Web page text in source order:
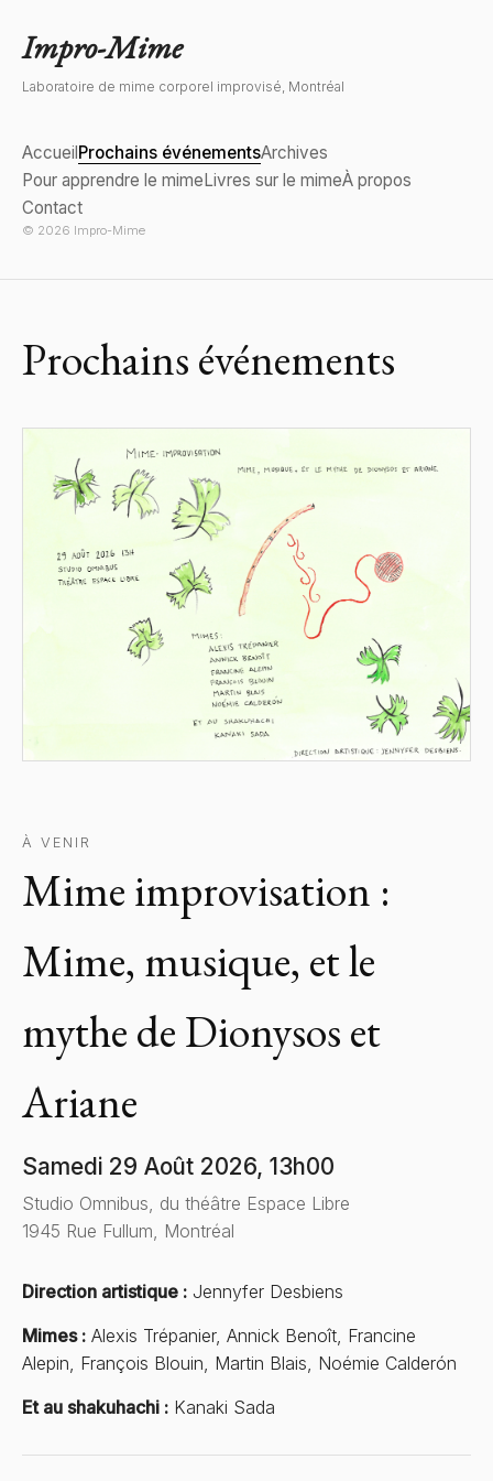
Impro-Mime
Laboratoire de mime corporel improvisé, Montréal
AccueilProchains événementsArchives
Pour apprendre le mimeLivres sur le mimeÀ propos
Contact
© 2026 Impro-Mime
Prochains événements
À VENIR
Mime improvisation :
Mime, musique, et le
mythe de Dionysos et
Ariane
Samedi 29 Août 2026, 13h00
Studio Omnibus, du théâtre Espace Libre
1945 Rue Fullum, Montréal
Direction artistique : Jennyfer Desbiens
Mimes : Alexis Trépanier, Annick Benoît, Francine
Alepin, François Blouin, Martin Blais, Noémie Calderón
Et au shakuhachi : Kanaki Sada